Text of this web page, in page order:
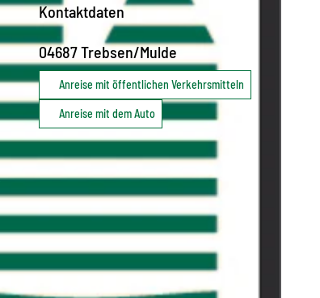
Kontaktdaten
04687Trebsen/Mulde
Anreise mit öffentlichen Verkehrsmitteln
Anreise mit dem Auto